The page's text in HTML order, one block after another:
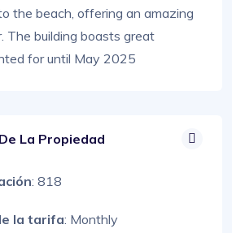
the beach, offering an amazing
building boasts great
for until May 2025
La Propiedad
: 818
la tarifa: Monthly